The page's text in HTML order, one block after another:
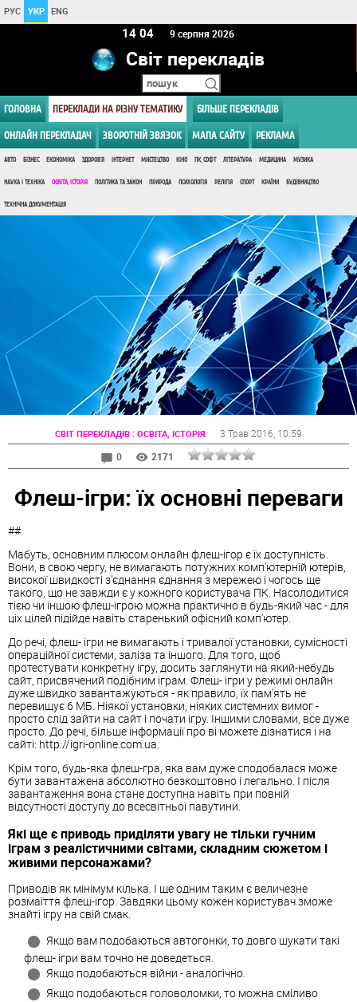
РУС УКР ENG
14 04 9 серпня 2026
Світ перекладів
ГОЛОВНА ПЕРЕКЛАДИ НА РІЗНУ ТЕМАТИКУ БІЛЬШЕ ПЕРЕКЛАДІВ
ОНЛАЙН ПЕРЕКЛАДАЧ ЗВОРОТНІЙ ЗВЯЗОК МАПА САЙТУ РЕКЛАМА
АВТО БІЗНЕС ЕКОНОМІКА ЗДОРОВ'Я ІНТЕРНЕТ МИСТЕЦТВО КІНО ПК, СОФТ ЛІТЕРАТУРА МЕДИЦИНА МУЗИКА
НАУКА І ТЕХНІКА ОСВІТА, ІСТОРІЯ ПОЛІТИКА ТА ЗАКОН ПРИРОДА ПСИХОЛОГІЯ РЕЛІГІЯ СПОРТ КРАЇНИ БУДІВНИЦТВО
ТЕХНІЧНА ДОКУМЕНТАЦІЯ
СВІТ ПЕРЕКЛАДІВ : ОСВІТА, ІСТОРІЯ 3 Трав 2016 , 10:59
0
2171
Флеш-ігри: їх основні переваги
##
Мабуть, основним плюсом онлайн флеш-ігор є їх доступність.
Вони, в свою чергу, не вимагають потужних комп'ютерній ютерів,
високої швидкості з'єднання єднання з мережею і чогось ще
такого, що не завжди є у кожного користувача ПК. Насолодитися
тією чи іншоюфлеш-ігрою можна практично в будь-який час - для
ціх цілей підійде навіть старенький офісний комп'ютер.
До речі, флеш- ігри не вимагають і тривалої установки, сумісності
операційної системи, заліза та іншого. Для того, щоб
протестувати конкретну ігру, досить заглянути на який-небудь
сайт, присвячений подібним іграм. Флеш- ігри у режимі онлайн
дуже швидко завантажуються - як правило, їх пам'ять не
перевищує 6 МБ. Ніякої установки, ніяких системних вимог -
просто слід зайти на сайт і почати ігру. Іншими словами, все дуже
просто. До речі, більше інформації про ві можете дізнатися і на
сайті: http://igri-online.com.ua.
Крім того, будь-яка флеш-гра, яка вам дуже сподобалася може
бути завантажена абсолютно безкоштовно і легально. І після
завантаження вона стане доступна навіть при повній
відсутності доступу до всесвітньої павутини.
Які ще є приводь приділяти увагу не тільки гучним
іграм з реалістичними світами, складним сюжетом і
живими персонажами?
Приводів як мінімум кілька. І ще одним таким є величезне
розмаїття флеш-ігор. Завдяки цьому кожен користувач зможе
знайті ігру на свій смак.
Якщо вам подобаються автогонки, то довго шукати такі
флеш- ігри вам точно не доведеться.
Якщо подобаються війни - аналогічно.
Якщо подобаються головоломки, то можна сміливо